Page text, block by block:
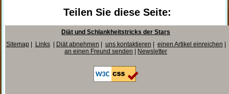
Teilen Sie diese Seite:
Diät und Schlankheitstricks der Stars
Sitemap| Links| Diät abnehmen uns kontaktieren einen Artikel einreichen
an einen Freund senden
Newsletter